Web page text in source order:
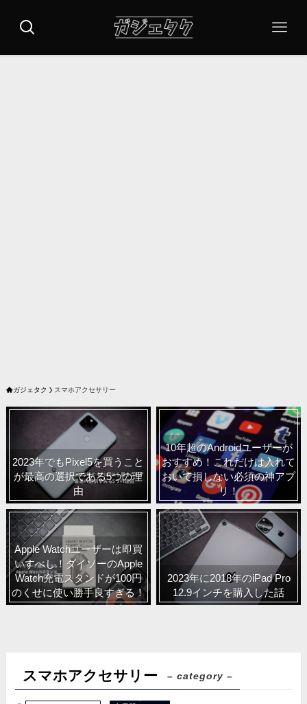
ガジェタク スマホアクセサリー
2023年でもPixel5を買うこと
が最高の選択である5つの理
由
10年超のAndroidユーザーが
おすすめ！これだけは入れて
おいて損しない必須の神アプ
リ！
Apple Watchユーザーは即買
いすべし！ダイソーのApple
Watch充電スタンドが100円
のくせに使い勝手良すぎる！
2023年に2018年のiPad Pro
12.9インチを購入した話
スマホアクセサリー – category –